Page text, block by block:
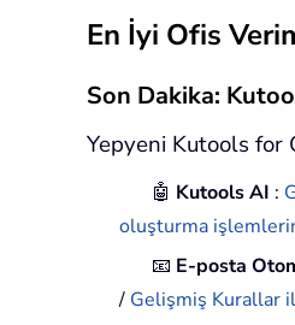
En İyi Ofis
Son Dakika:
Yepyeni Kutools
🤖 Kutools AI :
oluşturma
📧 E-posta
/ Gelişmiş Kurallar